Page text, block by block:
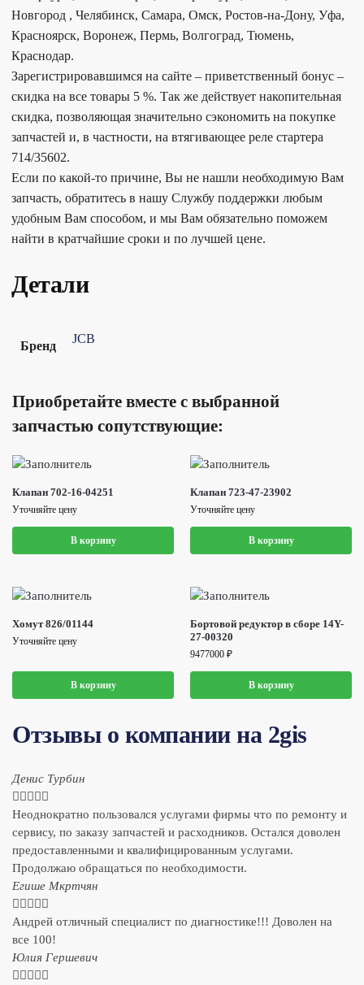
Новгород , Челябинск, Самара, Омск, Ростов-на-Дону, Уфа,
Красноярск, Воронеж, Пермь, Волгоград, Тюмень,
Краснодар.
Зарегистрировавшимся на сайте – приветственный бонус –
скидка на все товары 5 %. Так же действует накопительная
скидка, позволяющая значительно сэкономить на покупке
запчастей и, в частности, на втягивающее реле стартера
714/35602.
Если по какой-то причине, Вы не нашли необходимую Вам
запчасть, обратитесь в нашу Службу поддержки любым
удобным Вам способом, и мы Вам обязательно поможем
найти в кратчайшие сроки и по лучшей цене.
Детали
Бренд
JCB
Приобретайте вместе с выбранной
запчастью сопутствующие:
Клапан 702-16-04251
Уточняйте цену
В корзину
Клапан 723-47-23902
Уточняйте цену
В корзину
Хомут 826/01144
Уточняйте цену
В корзину
Бортовой редуктор в сборе 14Y-
27-00320
9477000 ₽
В корзину
Отзывы о компании на 2gis
Денис Турбин
    
Неоднократно пользовался услугами фирмы что по ремонту и
сервису, по заказу запчастей и расходников. Остался доволен
предоставленными и квалифицированным услугами.
Продолжаю обращаться по необходимости.
​Егише Мкртчян
    
Андрей отличный специалист по диагностике!!! Доволен на
все 100!
​Юлия Гершевич
    